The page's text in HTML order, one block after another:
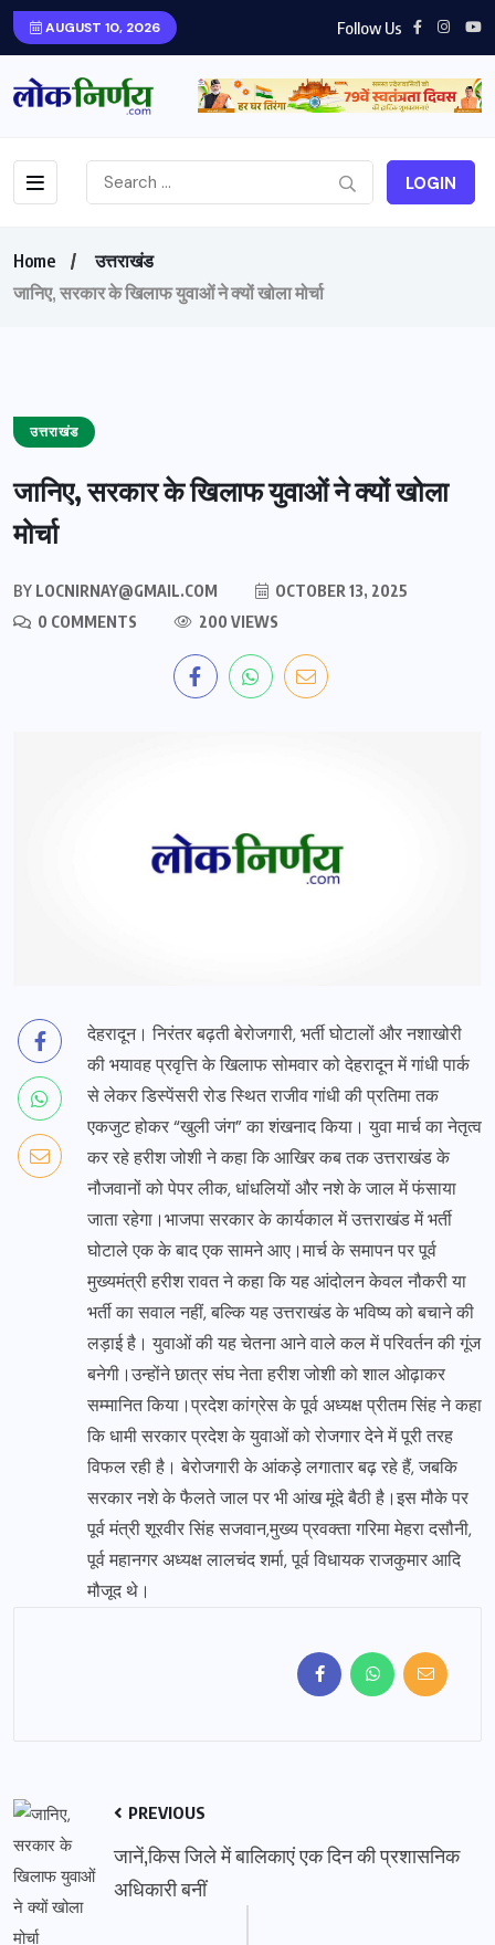
AUGUST 10, 2026 Follow Us
LOGIN
Home
उत्तराखंड
जानिए, सरकार के खिलाफ युवाओं ने क्यों खोला मोर्चा
उत्तराखंड
जानिए, सरकार के खिलाफ युवाओं ने क्यों खोला
मोर्चा
BY LOCNIRNAY@GMAIL.COM
OCTOBER 13, 2025
0 COMMENTS
200 VIEWS
देहरादून। निरंतर बढ़ती बेरोजगारी, भर्ती घोटालों और नशाखोरी
की भयावह प्रवृत्ति के खिलाफ सोमवार को देहरादून में गांधी पार्क
से लेकर डिस्पेंसरी रोड स्थित राजीव गांधी की प्रतिमा तक
एकजुट होकर “खुली जंग” का शंखनाद किया। युवा मार्च का नेतृत्व
कर रहे हरीश जोशी ने कहा कि आखिर कब तक उत्तराखंड के
नौजवानों को पेपर लीक, धांधलियों और नशे के जाल में फंसाया
जाता रहेगा।भाजपा सरकार के कार्यकाल में उत्तराखंड में भर्ती
घोटाले एक के बाद एक सामने आए।मार्च के समापन पर पूर्व
मुख्यमंत्री हरीश रावत ने कहा कि यह आंदोलन केवल नौकरी या
भर्ती का सवाल नहीं, बल्कि यह उत्तराखंड के भविष्य को बचाने की
लड़ाई है। युवाओं की यह चेतना आने वाले कल में परिवर्तन की गूंज
बनेगी।उन्होंने छात्र संघ नेता हरीश जोशी को शाल ओढ़ाकर
सम्मानित किया।प्रदेश कांग्रेस के पूर्व अध्यक्ष प्रीतम सिंह ने कहा
कि धामी सरकार प्रदेश के युवाओं को रोजगार देने में पूरी तरह
विफल रही है। बेरोजगारी के आंकड़े लगातार बढ़ रहे हैं, जबकि
सरकार नशे के फैलते जाल पर भी आंख मूंदे बैठी है।इस मौके पर
पूर्व मंत्री शूरवीर सिंह सजवान,मुख्य प्रवक्ता गरिमा मेहरा दसौनी,
पूर्व महानगर अध्यक्ष लालचंद शर्मा, पूर्व विधायक राजकुमार आदि
मौजूद थे।
PREVIOUS
जानें,किस जिले में बालिकाएं एक दिन की प्रशासनिक
अधिकारी बनीं